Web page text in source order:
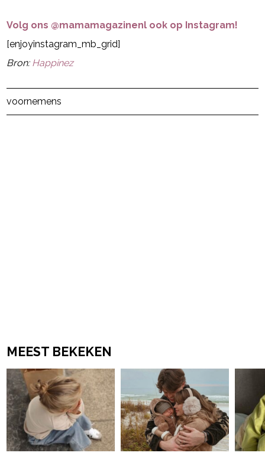
Volg ons @mamamagazinenl ook op Instagram!
[enjoyinstagram_mb_grid]
Bron: Happinez
voornemens
MEEST BEKEKEN